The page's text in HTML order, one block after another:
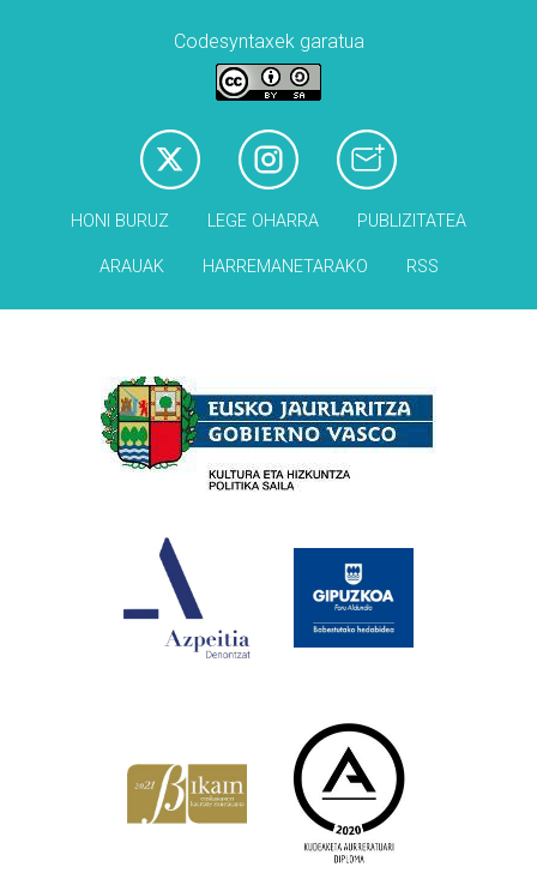
Codesyntaxek garatua
HONI BURUZ LEGE OHARRA PUBLIZITATEA
ARAUAK HARREMANETARAKO RSS